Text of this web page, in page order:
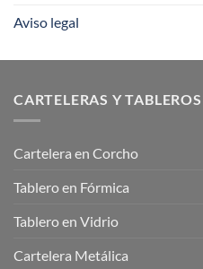
Aviso legal
CARTELERAS Y TABLEROS
Cartelera en Corcho
Tablero en Fórmica
Tablero en Vidrio
Cartelera Metálica